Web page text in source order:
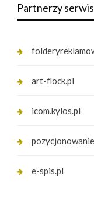
Partnerzy
art-flock.pl
icom.kylos.pl
e-spis.pl